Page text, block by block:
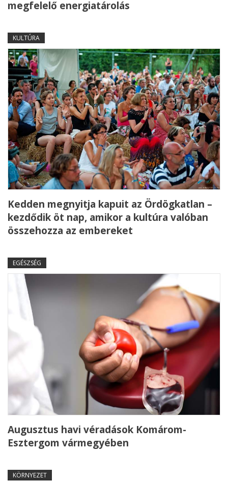
megfelelő energiatárolás
KULTÚRA
Kedden megnyitja kapuit az Ördögkatlan –
kezdődik öt nap, amikor a kultúra valóban
összehozza az embereket
EGÉSZSÉG
Augusztus havi véradások Komárom-
Esztergom vármegyében
KÖRNYEZET